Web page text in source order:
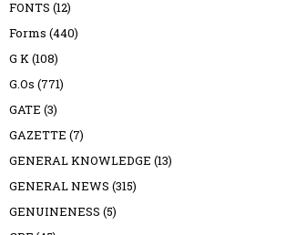
FONTS (12)
Forms (440)
G K(108)
G.Os (771)
GATE (3)
GAZETTE (7)
GENERAL KNOWLEDGE (13)
GENERAL NEWS (315)
GENUINENESS (5)